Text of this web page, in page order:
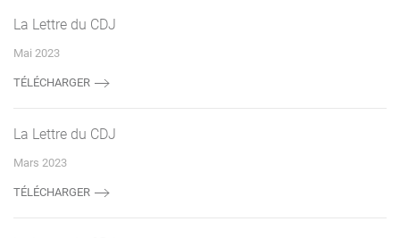
La Lettre du CDJ
Mai 2023
TÉLÉCHARGER
La Lettre du CDJ
Mars 2023
TÉLÉCHARGER